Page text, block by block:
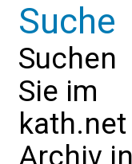
Suche
Suchen
Sie im
kath.net
Archiv in